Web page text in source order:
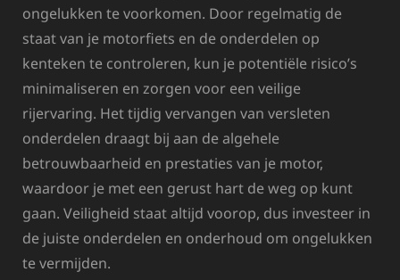
ongelukken te voorkomen. Door regelmatig de
staat van je motorfiets en de onderdelen op
kenteken te controleren, kun je potentiële risico’s
minimaliseren en zorgen voor een veilige
rijervaring. Het tijdig vervangen van versleten
onderdelen draagt bij aan de algehele
betrouwbaarheid en prestaties van je motor,
waardoor je met een gerust hart de weg op kunt
gaan. Veiligheid staat altijd voorop, dus investeer in
de juiste onderdelen en onderhoud om ongelukken
te vermijden.